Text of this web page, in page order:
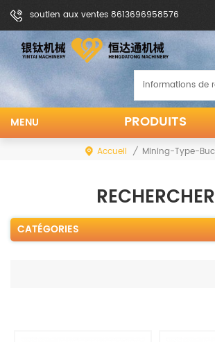
soutien aux ventes 8613696958576
PRODUITS
MENU
Accueil / Mining-Type-
RECHERCHER
CATÉGORIES